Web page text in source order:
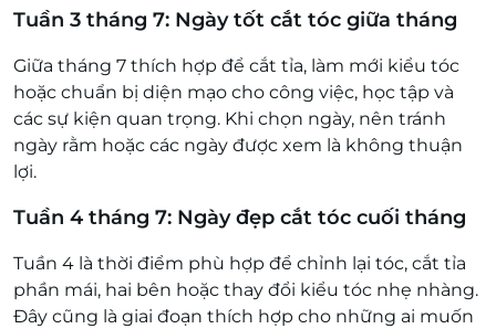
Tuần 3 tháng 7: Ngày tốt cắt tóc giữa tháng
Giữa tháng 7 thích hợp để cắt tỉa, làm mới kiểu tóc
hoặc chuẩn bị diện mạo cho công việc, học tập và
các sự kiện quan trọng. Khi chọn ngày, nên tránh
ngày rằm hoặc các ngày được xem là không thuận
lợi.
Tuần 4 tháng 7: Ngày đẹp cắt tóc cuối tháng
Tuần 4 là thời điểm phù hợp để chỉnh lại tóc, cắt tỉa
phần mái, hai bên hoặc thay đổi kiểu tóc nhẹ nhàng.
Đây cũng là giai đoạn thích hợp cho những ai muốn